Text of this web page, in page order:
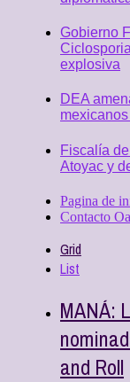
Gobierno
explosiva
DEA
Fiscalía
Atoyac y
Pagina de
Contacto
Grid
List
MANÁ:
and Roll